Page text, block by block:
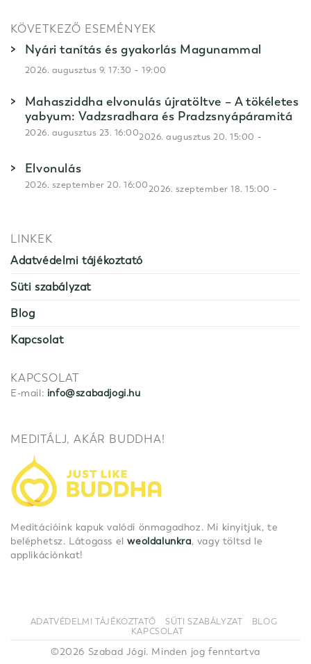
KÖVETKEZŐ ESEMÉNYEK
Nyári tanítás és gyakorlás Magunammal
2026. augusztus 9. 17:30 -19:00
Mahasziddha elvonulás újratöltve – A tökéletes
yabyum: Vadzsradhara és Pradzsnyápáramitá
2026. augusztus 20. 15:00 -
2026. augusztus 23. 16:00
Elvonulás
2026. szeptember 18. 15:00 -
2026. szeptember 20. 16:00
LINKEK
Adatvédelmi tájékoztató
Süti szabályzat
Blog
Kapcsolat
KAPCSOLAT
E-mail: info@szabadjogi.hu
MEDITÁLJ, AKÁR BUDDHA!
Meditációink kapuk valódi önmagadhoz. Mi kinyitjuk, te
beléphetsz. Látogass elweoldalunkra, vagy töltsd le
applikációnkat!
ADATVÉDELMI TÁJÉKOZTATÓ SÜTI SZABÁLYZAT
BLOG
KAPCSOLAT
©2026 Szabad Jógi. Minden jog fenntartva